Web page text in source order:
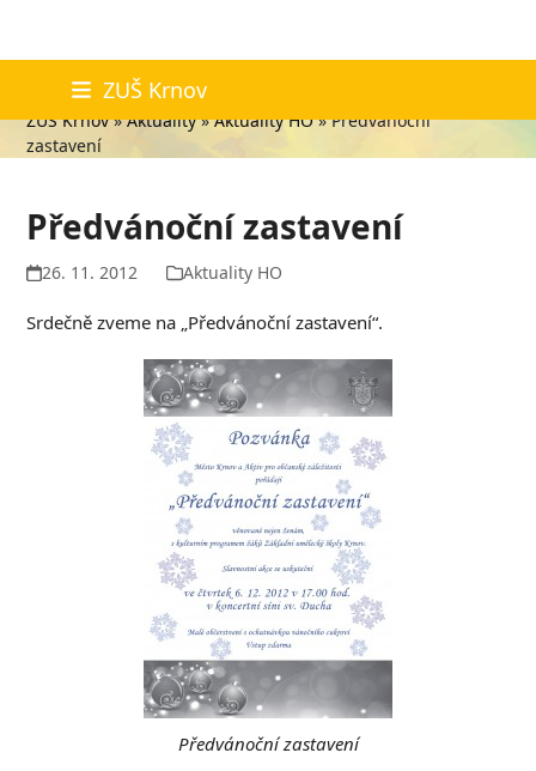
content
ZUŠ Krnov
Aktuality
ZUŠ Krnov»Aktuality»Aktuality HO»Předvánoční
zastavení
Předvánoční zastavení
26. 11. 2012 Aktuality HO
Srdečně zveme na „Předvánoční zastavení“.
Předvánoční zastavení